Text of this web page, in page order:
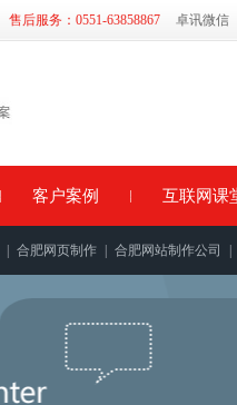
售后服务：0551-63858867 卓讯微信
客户案例 互联网课
合肥网页制作 合肥网站制作公司